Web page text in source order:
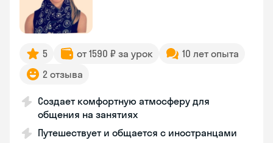
5 от 1590 ₽ за урок
10 лет опыта
2 отзыва
Создает комфортную атмосферу для
общения на занятиях
Путешествует и общается с иностранцами